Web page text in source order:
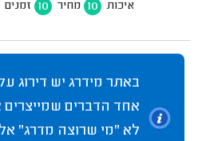
איכות 10 מחיר 10 זמנים
באתר מידרג יש דירוג
אחד הדברים שמייצרים
לא "מי שרוצה מדרג"